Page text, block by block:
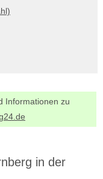
Informationen zu
in der